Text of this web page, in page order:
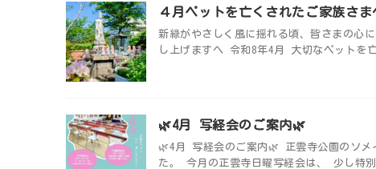
４月ペットを亡くされたご家族さま
新緑がやさしく風に揺れる頃、皆さまの心
し上げますへ 令和8年4月 大切なペットを
🌿4月 写経会のご案内🌿
🌿4月 写経会のご案内🌿 正雲寺公園のソメ
た。 今月の正雲寺日曜写経会は、 少し特